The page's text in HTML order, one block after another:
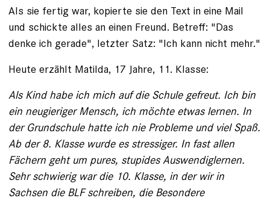
Als sie fertig war, kopierte sie den Text in eine Mail
und schickte alles an einen Freund. Betreff: "Das
denke ich gerade", letzter Satz: "Ich kann nicht mehr."
Heute erzählt Matilda, 17 Jahre, 11. Klasse:
Als Kind habe ich mich auf die Schule gefreut. Ich bin
ein neugieriger Mensch, ich möchte etwas lernen. In
der Grundschule hatte ich nie Probleme und viel Spaß.
Ab der 8. ­Klasse wurde es stressiger. In fast allen
Fächern geht um pures, stupides Auswendig­lernen.
Sehr schwierig war die 10. Klasse, in der wir in
Sachsen die BLF schreiben, die ­Besondere